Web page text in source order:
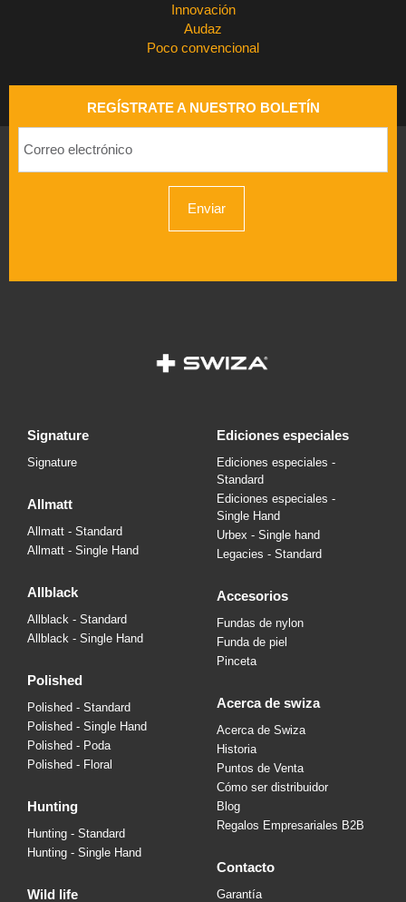
Innovación
Audaz
Poco convencional
REGÍSTRATE A NUESTRO BOLETÍN
Enviar
signature
Signature
allmatt
Allmatt - Standard
Allmatt - Single Hand
allblack
Allblack - Standard
Allblack - Single Hand
polished
Polished - Standard
Polished - Single Hand
Polished - Poda
Polished - Floral
hunting
Hunting - Standard
Hunting - Single Hand
wild life
ediciones especiales
Ediciones especiales -
Standard
Ediciones especiales -
Single Hand
Urbex - Single hand
Legacies - Standard
accesorios
Fundas de nylon
Funda de piel
Pinceta
acerca de swiza
Acerca de Swiza
Historia
Puntos de Venta
Cómo ser distribuidor
Blog
Regalos Empresariales B2B
contacto
Garantía